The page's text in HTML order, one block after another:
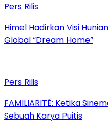
Pers Rilis
Himel Hadirkan Visi
Global “Dream Home”
Pers Rilis
FAMILIARITÉ: Ketika
Sebuah Karya Puitis